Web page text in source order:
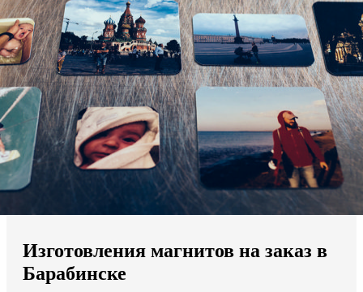
Выберите из списка:
Мы доставляем по всему миру
Продолжить без города
Изготовления магнитов на заказ в
Барабинске